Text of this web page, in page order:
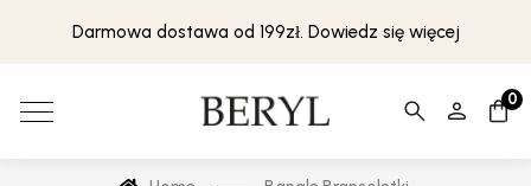
Darmowa dostawa od 199zł. Dowiedz się więcej
0